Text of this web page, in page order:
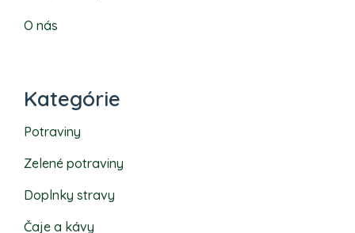
O nás
Kategórie
Potraviny
Zelené potraviny
Doplnky stravy
Čaje a kávy